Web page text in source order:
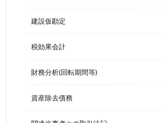
建設仮勘定
税効果会計
財務分析(回転期間等)
資産除去債務